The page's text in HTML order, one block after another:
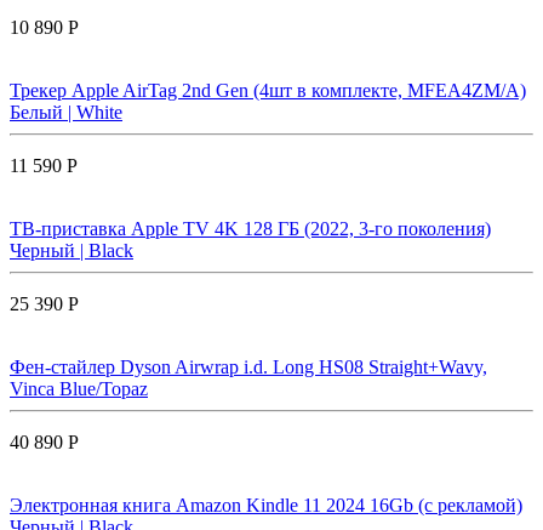
10 890 Р
Трекер Apple AirTag 2nd Gen (4шт в комплекте, MFEA4ZM/A)
Белый | White
11 590 Р
ТВ-приставка Apple TV 4K 128 ГБ (2022, 3-го поколения)
Черный | Black
25 390 Р
Фен-стайлер Dyson Airwrap i.d. Long HS08 Straight+Wavy,
Vinca Blue/Topaz
40 890 Р
Электронная книга Amazon Kindle 11 2024 16Gb (с рекламой)